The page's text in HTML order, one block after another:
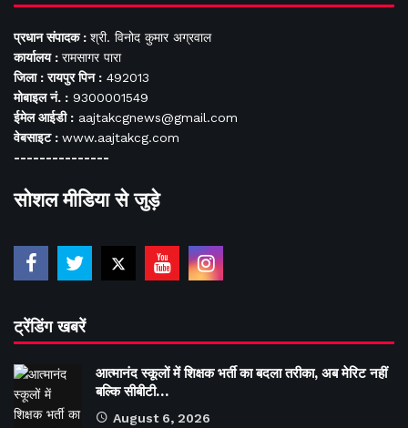
प्रधान संपादक : श्री. विनोद कुमार अग्रवाल
कार्यालय : रामसागर पारा
जिला : रायपुर पिन : 492013
मोबाइल नं. : 9300001549
ईमेल आईडी : aajtakcgnews@gmail.com
वेबसाइट : www.aajtakcg.com
---------------
सोशल मीडिया से जुड़े
ट्रेंडिंग खबरें
आत्मानंद स्कूलों में शिक्षक भर्ती का बदला तरीका, अब मेरिट नहीं
बल्कि सीबीटी…
August 6, 2026